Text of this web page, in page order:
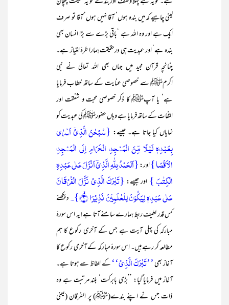
لینی چاہیے کہ میں بندہ ہوں‘ آقا نہیں ہوں‘ آقا تو صرف
ایک ہے اور وہ اللہ ہے ‘باقی بڑے سے بڑا انسان بھی
بندہ ہے‘ اور عبدیت ہی درحقیقت ہمارا طرۂ امتیاز ہے۔
چنانچہ قرآن مجید میں جہاں بھی اللہ تعالیٰ نے نبی
اکرمﷺ سے خصوصی عنایت کے ساتھ خطاب فرمایا
ہے‘ یا آپﷺ کا ذکر خصوصی محبت و شفقت اور
التفات کے ساتھ فرمایا ہے وہاں حضورﷺ کی عبدیت کو
نمایاں کیا جاتا ہے۔ جیسے: {سُبۡحٰنَ الَّذِیۡۤ اَسۡرٰی
بِعَبۡدِہٖ لَیۡلًا مِّنَ الۡمَسۡجِدِ الۡحَرَامِ اِلَی الۡمَسۡجِدِ
الۡاَقۡصَا }اور:{اَلۡحَمۡدُ لِلّٰہِ الَّذِیۡۤ اَنۡزَلَ عَلٰی عَبۡدِہِ
الۡکِتٰبَ }اور جیسے: {تَبٰرَکَ الَّذِیۡ نَزَّلَ الۡفُرۡقَانَ
عَلٰی عَبۡدِہٖ لِیَکُوۡنَ لِلۡعٰلَمِیۡنَ نَذِیۡرَا ۙ﴿۱﴾}۔
دیکھئے
کس قدر لطیف ربط ہمارے سامنے آتا ہے! یہ اس سورۂ
مبارکہ کی پہلی آیت ہے جس کے آخری رکوع کا ہم
مطالعہ کر رہے ہیں۔ اس سورۂ مبارکہ کے آخری رکوع کا
آغاز بھی’’تَبٰرَکَ الَّذِیۡ‘‘کے الفاظ سے ہوتا ہے۔
آغاز میں فرمایا گیا: ’’بڑی بابرکت‘ بلند مرتبت ہے وہ
ذات جس نے اپنے بندے(ﷺ) پر الفرقان (یعنی